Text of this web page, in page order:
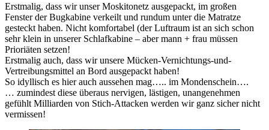
Erstmalig, dass wir unser Moskitonetz ausgepackt, im großen
Fenster der Bugkabine verkeilt und rundum unter die Matratze
gesteckt haben. Nicht komfortabel (der Luftraum ist an sich schon
sehr klein in unserer Schlafkabine – aber mann + frau müssen
Prioriäten setzen!
Erstmalig auch, dass wir unsere Mücken-Vernichtungs-und-
Vertreibungsmittel an Bord ausgepackt haben!
So idyllisch es hier auch aussehen mag….. im Mondenschein….
… zumindest diese überaus nervigen, lästigen, unangenehmen
gefühlt Milliarden von Stich-Attacken werden wir ganz sicher nicht
vermissen!